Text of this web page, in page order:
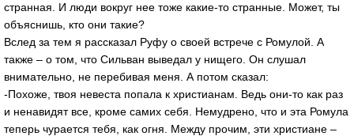
странная. И люди вокруг нее тоже какие-то странные. Может, ты
объяснишь, кто они такие?
Вслед за тем я рассказал Руфу о своей встрече с Ромулой. А
также – о том, что Сильван выведал у нищего. Он слушал
внимательно, не перебивая меня. А потом сказал:
-Похоже, твоя невеста попала к христианам. Ведь они-то как раз
и ненавидят все, кроме самих себя. Немудрено, что и эта Ромула
теперь чурается тебя, как огня. Между прочим, эти христиане –